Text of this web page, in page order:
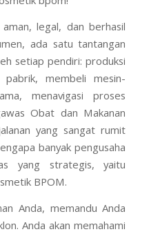
legal, dan berhasil
ada satu tantangan
setiap pendiri: produksi
pabrik, membeli mesin-
menavigasi proses
Obat dan Makanan
yang sangat rumit
banyak pengusaha
yang strategis, yaitu
BPOM.
Anda, memandu Anda
Anda akan memahami